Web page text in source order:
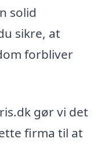
solid
sikre, at
forbliver
gør vi det
firma til at